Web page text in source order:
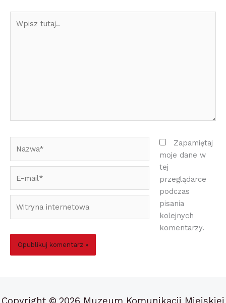
tutaj..
mail*
internetowa
Zapamiętaj
moje dane w
tej
przeglądarce
podczas
pisania
kolejnych
komentarzy.